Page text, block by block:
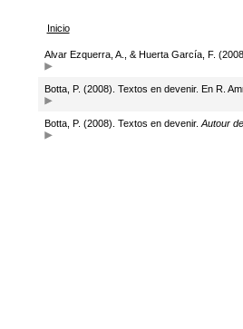
Inicio
Alvar Ezquerra, A., & Huerta García, F.
Botta, P. (2008). Textos en devenir. En R.
Botta, P. (2008). Textos en devenir. Autour